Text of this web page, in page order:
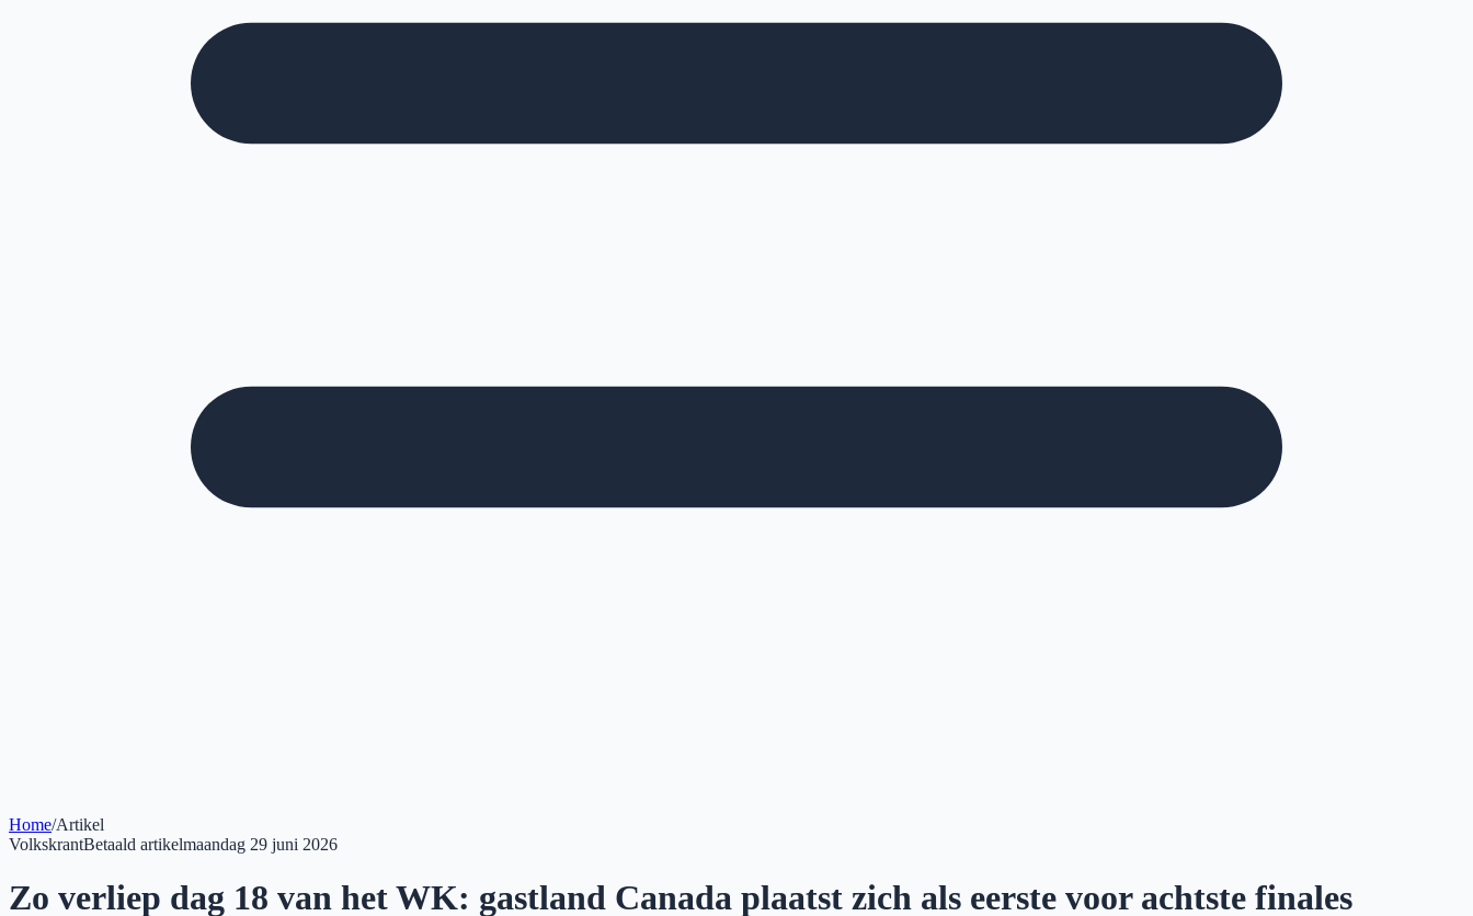
Home/Artikel
VolkskrantBetaald artikelmaandag 29 juni 2026
Zo verliep dag 18 van het WK: gastland Canada plaatst zich als eerste voor achtste finales